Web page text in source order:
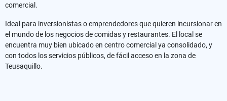
comercial.
Ideal para inversionistas o emprendedores que quieren incursionar en
el mundo de los negocios de comidas y restaurantes. El local se
encuentra muy bien ubicado en centro comercial ya consolidado, y
con todos los servicios públicos, de fácil acceso en la zona de
Teusaquillo.